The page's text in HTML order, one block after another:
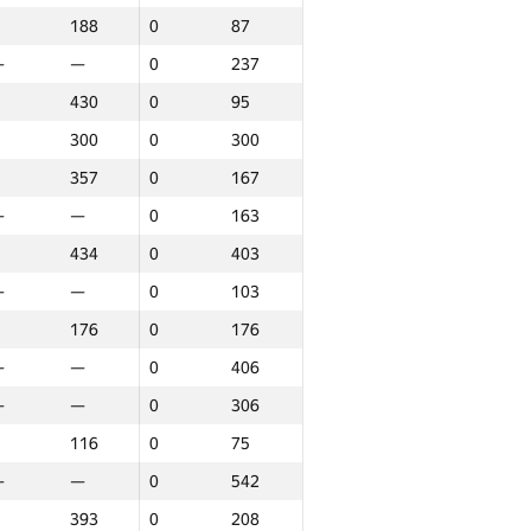
188 0
87
— 0
237
430 0
95
300 0
300
357 0
167
— 0
163
434 0
403
— 0
103
176 0
176
— 0
406
— 0
306
116 0
75
— 0
542
393 0
208
— 0
218
— 0
257
— 0
573
434 0
261
— 0
44
159 0
97
383 0
282
— 0
41
— 0
372
— 0
74
— 0
331
434 0
434
111 0
111
177 0
177